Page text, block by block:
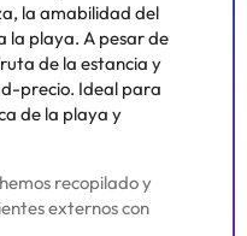
la amabilidad del
la playa. A pesar de
de la estancia y
precio. Ideal para
de la playa y
recopilado y
externos con